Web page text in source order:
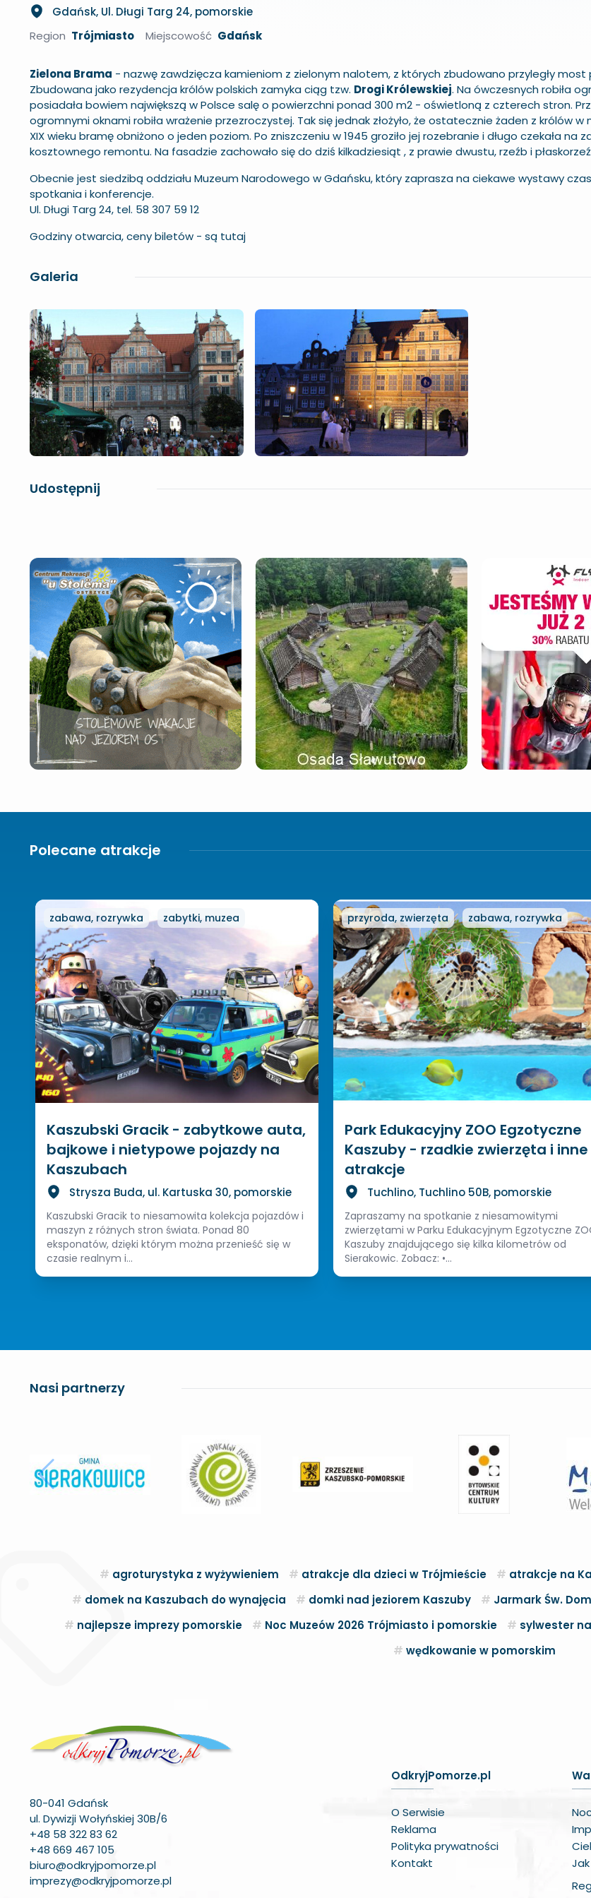
Gdańsk, Ul. Długi Targ 24, pomorskie
Region Trójmiasto Miejscowość Gdańsk
Zielona Brama - nazwę zawdzięcza kamieniom z zielonym nalotem, z których zbudowano przyległy most
Zbudowana jako rezydencja królów polskich zamyka ciąg tzw. Drogi Królewskiej. Na ówczesnych robiła
posiadała bowiem największą w Polsce salę o powierzchni ponad 300 m2 - oświetloną z czterech stron.
ogromnymi oknami robiła wrażenie przezroczystej. Tak się jednak złożyło, że ostatecznie żaden z królów w
XIX wieku bramę obniżono o jeden poziom. Po zniszczeniu w 1945 groziło jej rozebranie i długo czekała na
kosztownego remontu. Na fasadzie zachowało się do dziś kilkadziesiąt , z prawie dwustu, rzeźb i
Obecnie jest siedzibą oddziału Muzeum Narodowego w Gdańsku, który zaprasza na ciekawe wystawy
spotkania i konferencje.
Ul. Długi Targ 24, tel. 58 307 59 12
Godziny otwarcia, ceny biletów - są tutaj
Galeria
Udostępnij
Polecane atrakcje
zabawa, rozrywka zabytki, muzea
Kaszubski Gracik - zabytkowe auta,
bajkowe i nietypowe pojazdy na
Kaszubach
Strysza Buda, ul. Kartuska 30, pomorskie
Kaszubski Gracik to niesamowita kolekcja pojazdów i
maszyn z różnych stron świata. Ponad 80
eksponatów, dzięki którym można przenieść się w
czasie realnym i...
przyroda, zwierzęta zabawa, rozrywka
Park Edukacyjny ZOO Egzotyczne
Kaszuby - rzadkie zwierzęta i inne
atrakcje
Tuchlino, Tuchlino 50B, pomorskie
Zapraszamy na spotkanie z niesamowitymi
zwierzętami w Parku Edukacyjnym Egzotyczne
Kaszuby znajdującego się kilka kilometrów od
Sierakowic. Zobacz: •...
Nasi partnerzy
agroturystyka z wyżywieniem atrakcje dla dzieci w Trójmieście atrakcje na
domek na Kaszubach do wynajęcia
domki nad jeziorem Kaszuby Jarmark Św.
najlepsze imprezy pomorskie
Noc Muzeów 2026 Trójmiasto i pomorskie sylwester
wędkowanie w pomorskim
80-041 Gdańsk
ul. Dywizji Wołyńskiej 30B/6
+48 58 322 83 62
+48 669 467 105
biuro@odkryjpomorze.pl
imprezy@odkryjpomorze.pl
OdkryjPomorze.pl
O Serwisie
Reklama
Polityka prywatności
Kontakt